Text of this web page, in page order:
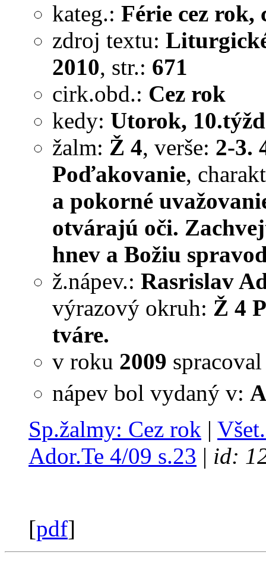
kateg.: Férie cez
zdroj textu:
2010, str.: 671
cirk.obd.: Cez rok
kedy: Utorok,
žalm: Ž 4, verše: 2-3.
Poďakovanie,
a pokorné
otvárajú oči.
hnev a Božiu
ž.nápev.: Rasrislav
výrazový okruh: Ž 4
tváre.
v roku 2009
nápev bol vydaný v:
Sp.žalmy: Cez rok |
Ador.Te 4/09 s.23 | id:
[pdf]